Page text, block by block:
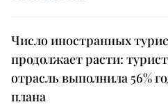
Число иностранных
продолжает расти:
отрасль выполнила 56%
плана